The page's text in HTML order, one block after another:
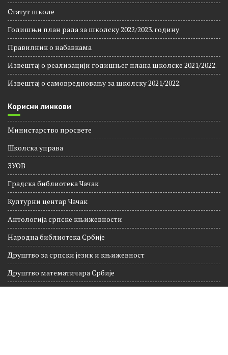
Статут школе
Годишњи план рада за школску 2022/2023. годину
Правилник о набавкама
Извештај о реализацији годишњег плана школске 2021/2022.
Извештај о самовредновању за школску 2021/2022.
Корисни линкови
Министарство просвете
Школска управа
ЗУОВ
Градска библиотека Чачак
Културни центар Чачак
Антологија српске књижевности
Народна библиотека Србије
Друштво за српски језик и књижевност
Друштво математичара Србије